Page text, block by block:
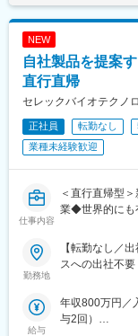
フも多数。特別
OK！
■発毛施術業務
独自技術を用い
■カウンセリン
頭皮チェックや
【働く環境・制
・産休・育休
・年間休日114
ングで取得可能
目安の金額で
給(月額)は固定
NEW
自社製品を提案
直行直帰
セレックバイオテクノ
正社員 転勤なし
業種未経験歓迎
仕事内容
＜直行直帰型
業◆世界的にも
勤務地
【転勤なし／
スへの出社不
給与
年収800万円／
与2回）